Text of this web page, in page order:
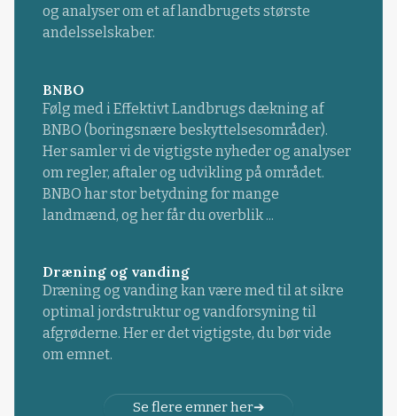
og analyser om et af landbrugets største
andelsselskaber.
BNBO
Følg med i Effektivt Landbrugs dækning af
BNBO (boringsnære beskyttelsesområder).
Her samler vi de vigtigste nyheder og analyser
om regler, aftaler og udvikling på området.
BNBO har stor betydning for mange
landmænd, og her får du overblik ...
Dræning og vanding
Dræning og vanding kan være med til at sikre
optimal jordstruktur og vandforsyning til
afgrøderne. Her er det vigtigste, du bør vide
om emnet.
Se flere emner her